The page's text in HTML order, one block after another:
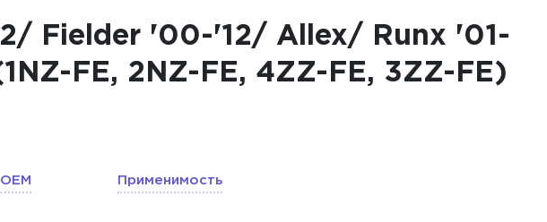
Fielder '00-'12/ Allex/ Runx '01-
FE, 2NZ-FE, 4ZZ-FE, 3ZZ-FE)
OEM Применимость